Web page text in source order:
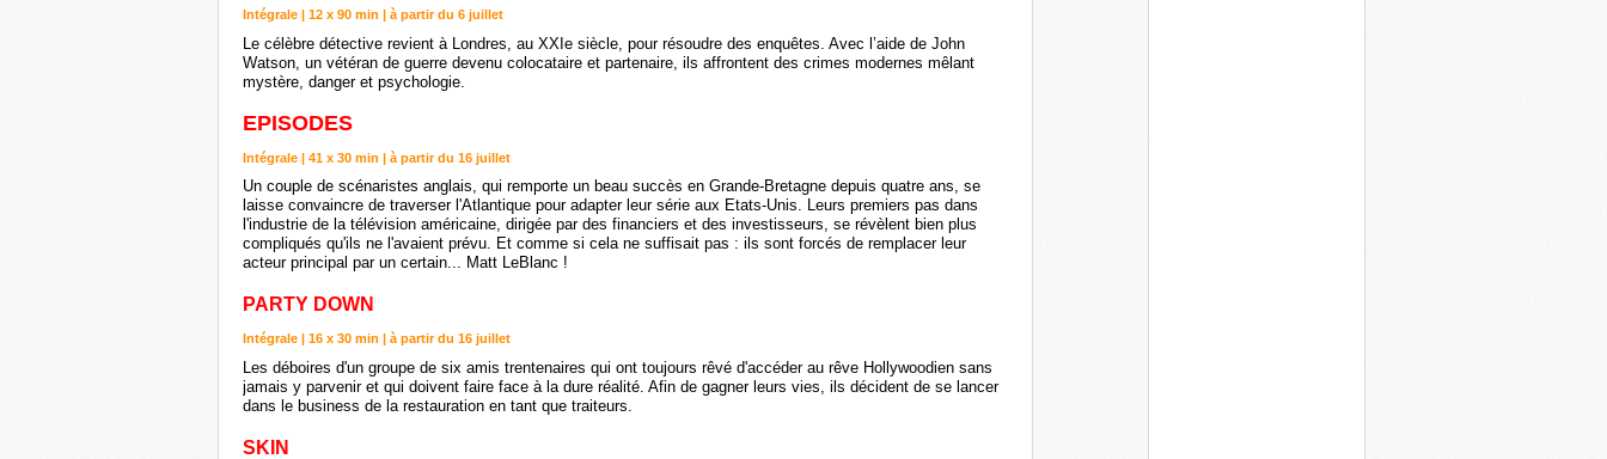
Intégrale | 12 x 90 min | à partir du 6 juillet
Le célèbre détective revient à Londres, au XXIe siècle, pour résoudre des enquêtes. Avec l’aide de John
Watson, un vétéran de guerre devenu colocataire et partenaire, ils affrontent des crimes modernes mêlant
mystère, danger et psychologie.
EPISODES
Intégrale | 41 x 30 min | à partir du 16 juillet
Un couple de scénaristes anglais, qui remporte un beau succès en Grande-Bretagne depuis quatre ans, se
laisse convaincre de traverser l'Atlantique pour adapter leur série aux Etats-Unis. Leurs premiers pas dans
l'industrie de la télévision américaine, dirigée par des financiers et des investisseurs, se révèlent bien plus
compliqués qu'ils ne l'avaient prévu. Et comme si cela ne suffisait pas : ils sont forcés de remplacer leur
acteur principal par un certain... Matt LeBlanc !
PARTY DOWN
Intégrale | 16 x 30 min | à partir du 16 juillet
Les déboires d'un groupe de six amis trentenaires qui ont toujours rêvé d'accéder au rêve Hollywoodien sans
jamais y parvenir et qui doivent faire face à la dure réalité. Afin de gagner leurs vies, ils décident de se lancer
dans le business de la restauration en tant que traiteurs.
SKIN